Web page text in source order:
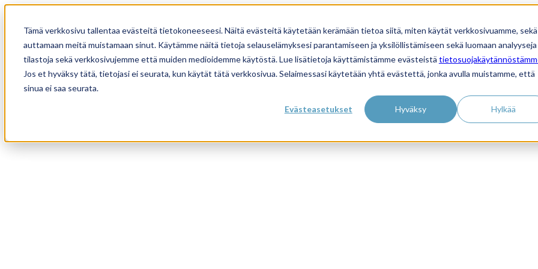
Tämä verkkosivu tallentaa evästeitä tietokoneeseesi. Näitä evästeitä käytetään kerämään tietoa siitä, miten käytät verkkosivuamme, sekä
auttamaan meitä muistamaan sinut. Käytämme näitä tietoja selauselämyksesi parantamiseen ja yksilöllistämiseen sekä luomaan analyyseja
tilastoja sekä verkkosivujemme että muiden medioidemme käytöstä. Lue lisätietoja käyttämistämme evästeistä
Jos et hyväksy tätä, tietojasi ei seurata, kun käytät tätä verkkosivua. Selaimessasi käytetään yhtä evästettä, jonka avulla muistamme, että
sinua ei saa seurata.
Evästeasetukset Hyväksy Hylkää